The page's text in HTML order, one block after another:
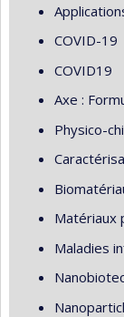
COVID-19
COVID19
Axe :
Physico-
Matériaux
Maladies